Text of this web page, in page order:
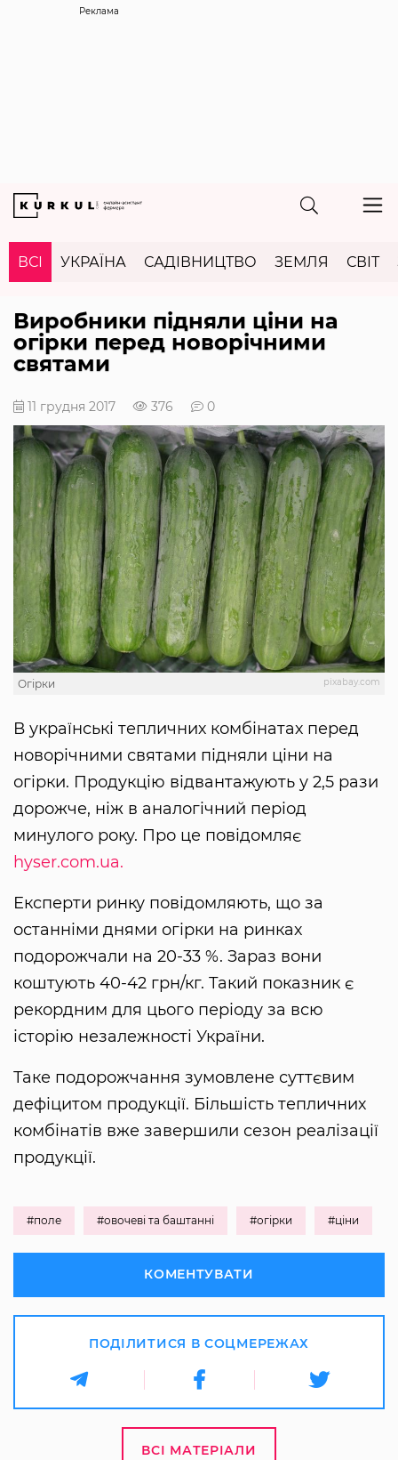
Реклама
ВСІ УКРАЇНА САДІВНИЦТВО ЗЕМЛЯ СВІТ
Виробники підняли ціни на
огірки перед новорічними
святами
11 грудня 2017 376 0
pixabay.com
Огірки
В українські тепличних комбінатах перед
новорічними святами підняли ціни на
огірки. Продукцію відвантажують у 2,5 рази
дорожче, ніж в аналогічний період
минулого року. Про це повідомляє
hyser.com.ua.
Експерти ринку повідомляють, що за
останніми днями огірки на ринках
подорожчали на 20-33 %. Зараз вони
коштують 40-42 грн/кг. Такий показник є
рекордним для цього періоду за всю
історію незалежності України.
Таке подорожчання зумовлене суттєвим
дефіцитом продукції. Більшість тепличних
комбінатів вже завершили сезон реалізації
продукції.
#поле #овочеві та баштанні #огірки #ціни
КОМЕНТУВАТИ
ПОДІЛИТИСЯ В СОЦМЕРЕЖАХ
ВСІ МАТЕРІАЛИ